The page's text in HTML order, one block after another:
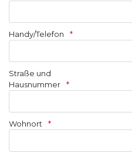
Handy/Telefon
Straße und
Hausnummer
Wohnort